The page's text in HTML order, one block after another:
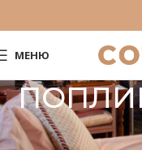
МЕНЮ
Главная Каталог Тип
Отображение 1–24 из